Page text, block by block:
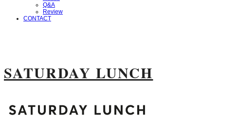
Q&A
Review
CONTACT
SATURDAY LUNCH